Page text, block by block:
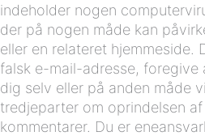
indeholder nogen
der på nogen måde kan
eller en relateret hjemmeside.
falsk e-mail-adresse,
dig selv eller på anden måde
tredjeparter om oprindelsen
kommentarer. Du er